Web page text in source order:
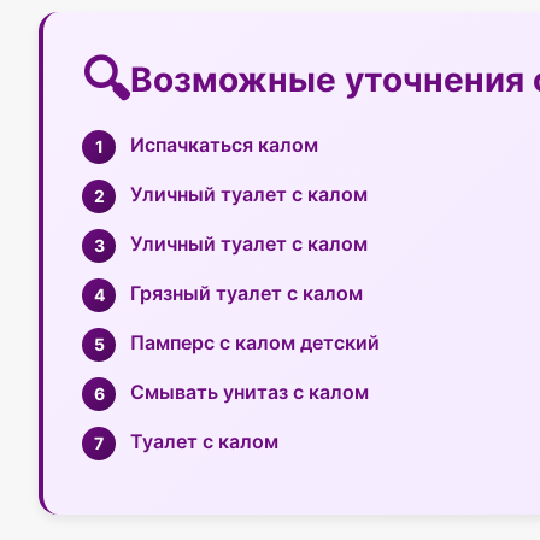
Возможные уточнения
Испачкаться калом
Уличный туалет с калом
Уличный туалет с калом
Грязный туалет с калом
Памперс с калом детский
Смывать унитаз с калом
Туалет с калом